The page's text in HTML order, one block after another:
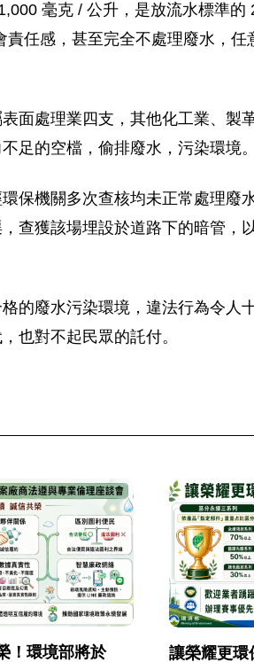
毫克 / 公升，是放流水標準的
任感，甚至完全不處理廢水，任
面處理業四支，其他化工業、製
足的空檔，偷排廢水，污染環境。
保機關多次查核均未正常處理廢
查獲該場埋設於道路下的暗管，
的廢水污染環境，違法行為令人
也對不起民眾的託付。
！環境部將於 讓榮耀更環